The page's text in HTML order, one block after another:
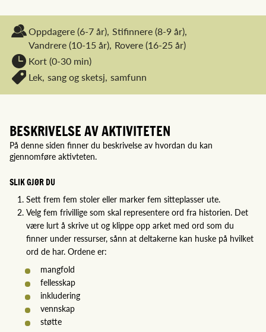
Oppdagere(6-7 år), Stifinnere(8-9 år),
Vandrere(10-15 år), Rovere(16-25 år)
Kort (0-30 min)
Lek, sang og sketsj, samfunn
BESKRIVELSE AV AKTIVITETEN
På denne siden finner du beskrivelse av hvordan du kan
gjennomføre aktivteten.
SLIK GJØR DU
Sett frem fem stoler eller marker fem sitteplasser ute.
Velg fem frivillige som skal representere ord fra historien. Det
være lurt å skrive ut og klippe opp arket med ord som du
finner under ressurser, sånn at deltakerne kan huske på hvilket
ord de har. Ordene er:
mangfold
fellesskap
inkludering
vennskap
støtte